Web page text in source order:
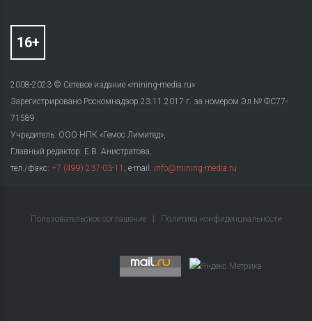
2008-2023 © Сетевое издание «mining-media.ru»
Зарегистрировано Роскомнадзор 23.11.2017 г. за номером Эл № ФС77-
71589
Учредитель: ООО НПК «Гемос Лимитед»,
Главный редактор: Е.В. Анистратова,
тел./факс: +7 (499) 237-03-11 ; e-mail: info@mining-media.ru
Пользовательское соглашение Политика конфиденциальности